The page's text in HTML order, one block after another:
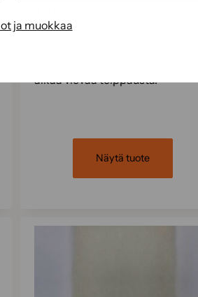
ja muokkaa
aikaa vievää teippausta.
Näytä tuote